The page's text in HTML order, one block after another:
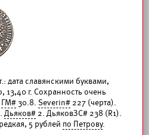
дата славянскими буквами,
г. Сохранность очень
ГМ#30.8. Severin# 227 (черта).
Дьяков# 2. ДьяковЗС# 238 (R1).
5 рублей по Петрову.